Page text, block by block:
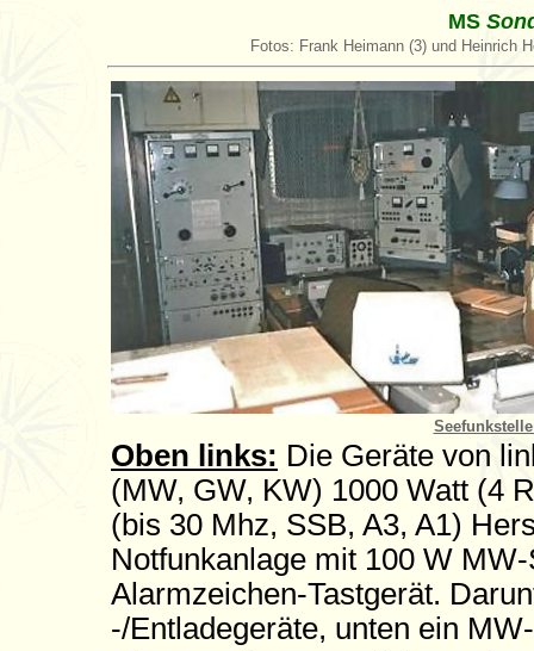
MS
Fotos: Frank Heimann (3) und Heinrich
Oben links: Die Geräte von
(MW, GW, KW) 1000 Watt (4
(bis 30 Mhz, SSB, A3, A1)
Notfunkanlage mit 100 W
Alarmzeichen-Tastgerät.
-/Entladegeräte, unten ein